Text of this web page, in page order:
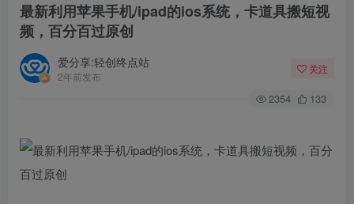
最新利用苹果手机/ipad的ios系统，卡道具搬短视
频，百分百过原创
爱分享:轻创终点站
2年前发布
关注
2354 133